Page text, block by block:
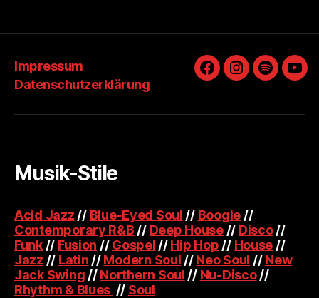
Impressum
Datenschutzerklärung
FacebookInstagram
Spotify
Musik-Stile
Acid Jazz // Blue-Eyed Soul // Boogie //
Contemporary R&B // Deep House// Disco//
Funk// Fusion //Gospel //Hip Hop // House //
Jazz // Latin //Modern Soul //Neo Soul //New
Jack Swing //Northern Soul // Nu-Disco//
Rhythm & Blues // Soul